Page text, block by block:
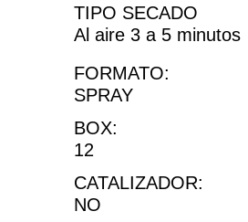
TIPO SECADO
Al aire 3 a 5 minutos
FORMATO:
SPRAY
BOX:
12
CATALIZADOR:
NO